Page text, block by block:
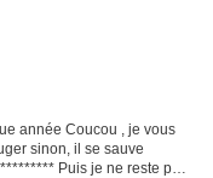
année Coucou , je vous
sinon, il se sauve
Puis je ne reste pas